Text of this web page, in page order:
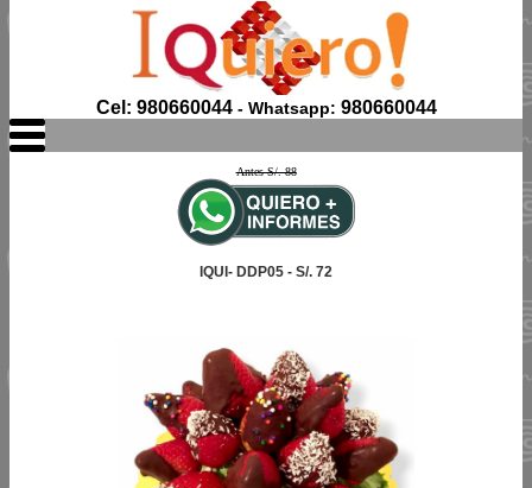
Cel: 980660044- Whatsapp: 980660044
Antes S/. 88
IQUI- DDP05 - S/. 72